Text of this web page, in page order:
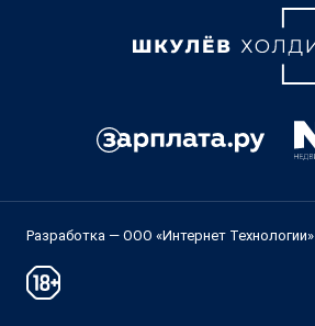
Разработка — ООО «Интернет Технологии»